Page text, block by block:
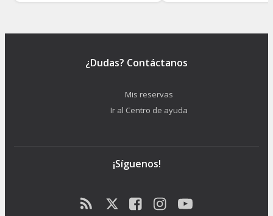
¿Dudas? Contáctanos
Mis reservas
Ir al Centro de ayuda
¡Síguenos!